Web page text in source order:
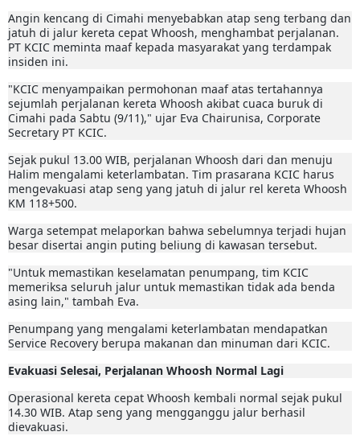
Angin kencang di Cimahi menyebabkan atap seng terbang dan
jatuh di jalur kereta cepat Whoosh, menghambat perjalanan.
PT KCIC meminta maaf kepada masyarakat yang terdampak
insiden ini.
"KCIC menyampaikan permohonan maaf atas tertahannya
sejumlah perjalanan kereta Whoosh akibat cuaca buruk di
Cimahi pada Sabtu (9/11)," ujar Eva Chairunisa, Corporate
Secretary PT KCIC.
Sejak pukul 13.00 WIB, perjalanan Whoosh dari dan menuju
Halim mengalami keterlambatan. Tim prasarana KCIC harus
mengevakuasi atap seng yang jatuh di jalur rel kereta Whoosh
KM 118+500.
Warga setempat melaporkan bahwa sebelumnya terjadi hujan
besar disertai angin puting beliung di kawasan tersebut.
"Untuk memastikan keselamatan penumpang, tim KCIC
memeriksa seluruh jalur untuk memastikan tidak ada benda
asing lain," tambah Eva.
Penumpang yang mengalami keterlambatan mendapatkan
Service Recovery berupa makanan dan minuman dari KCIC.
Evakuasi Selesai, Perjalanan Whoosh Normal Lagi
Operasional kereta cepat Whoosh kembali normal sejak pukul
14.30 WIB. Atap seng yang mengganggu jalur berhasil
dievakuasi.